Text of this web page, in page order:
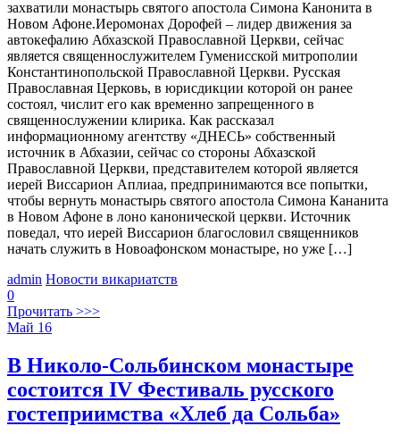
захватили монастырь святого апостола Симона Канонита в
Новом Афоне.Иеромонах Дорофей – лидер движения за
автокефалию Абхазской Православной Церкви, сейчас
является священнослужителем Гуменисской митрополии
Константинопольской Православной Церкви. Русская
Православная Церковь, в юрисдикции которой он ранее
состоял, числит его как временно запрещенного в
священнослужении клирика. Как рассказал
информационному агентству «ДНЕСЬ» собственный
источник в Абхазии, сейчас со стороны Абхазской
Православной Церкви, представителем которой является
иерей Виссарион Аплиаа, предпринимаются все попытки,
чтобы вернуть монастырь святого апостола Симона Кананита
в Новом Афоне в лоно канонической церкви. Источник
поведал, что иерей Виссарион благословил священников
начать служить в Новоафонском монастыре, но уже […]
admin Новости викариатств
0
Прочитать >>>
Май 16
В Николо-Сольбинском монастыре
состоится IV Фестиваль русского
гостеприимства «Хлеб да Сольба»